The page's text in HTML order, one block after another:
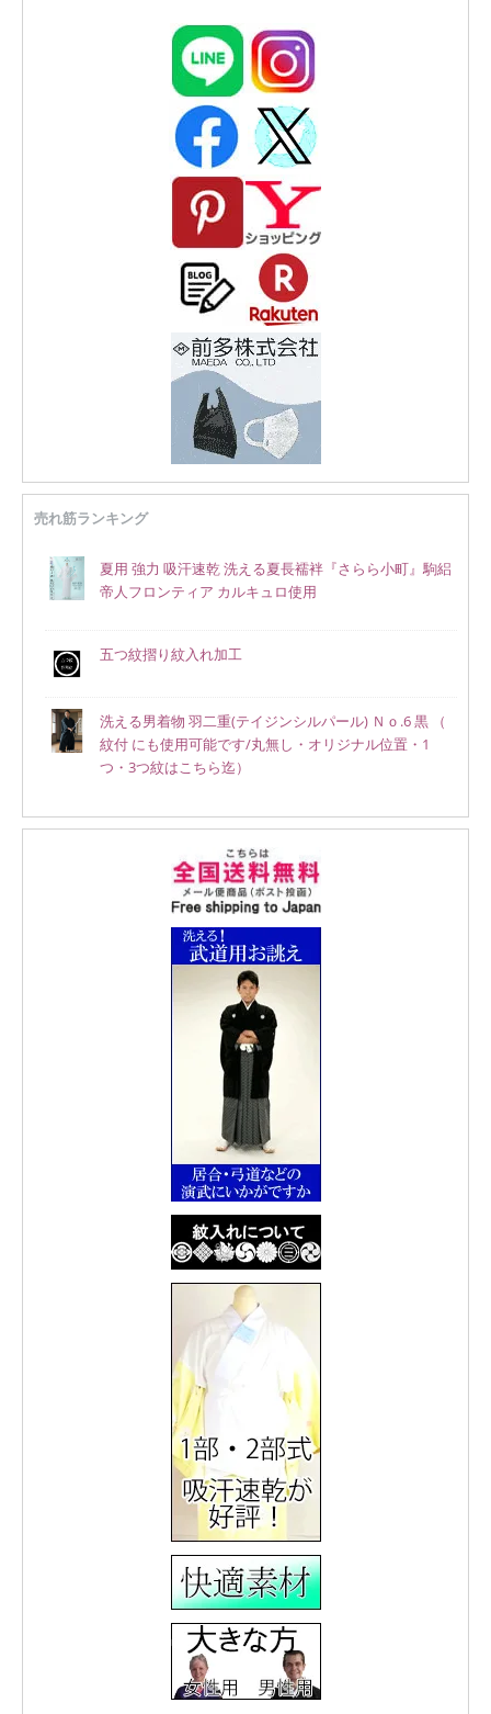
売れ筋ランキング
夏用 強力 吸汗速乾 洗える夏長襦袢『さらら小町』駒絽
帝人フロンティア カルキュロ使用
五つ紋摺り紋入れ加工
洗える男着物 羽二重(テイジンシルパール) Ｎｏ.6 黒 （
紋付 にも使用可能です/丸無し・オリジナル位置・1
つ・3つ紋はこちら迄）